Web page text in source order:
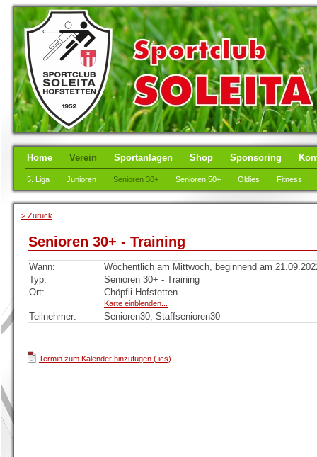
Home Verein Sportanlagen Shop Sponsoring
5. Liga Junioren Senioren 30+ Senioren 50+ Oldies Fitness
> Zurück
Senioren 30+ - Training
Wann:
Wöchentlich am Mittwoch, beginnend am
Typ:
Senioren 30+ - Training
Ort:
Chöpfli Hofstetten
Karte einblenden...
Teilnehmer: Senioren30, Staffsenioren30
Termin zum Kalender hinzufügen (.ics)